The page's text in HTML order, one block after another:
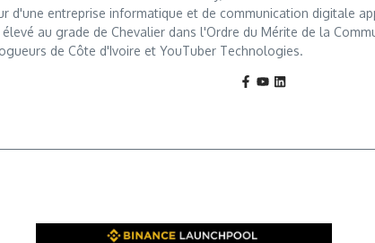
entreprise informatique et de communication digitale
au grade de Chevalier dans l'Ordre du Mérite de la
de Côte d'Ivoire et YouTuber Technologies.